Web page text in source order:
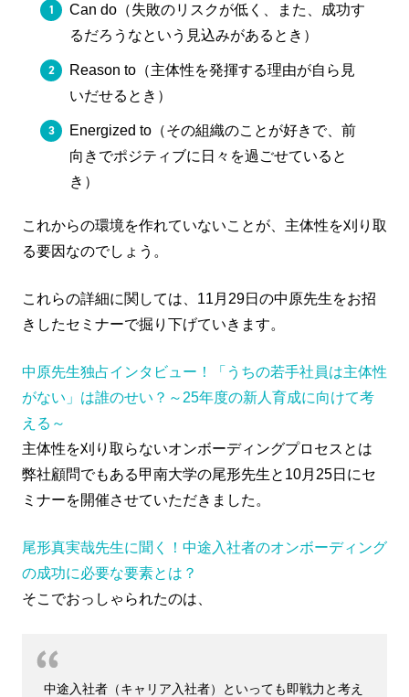
Can do（失敗のリスクが低く、また、成功す
るだろうなという見込みがあるとき）
Reason to（主体性を発揮する理由が自ら見
いだせるとき）
Energized to（その組織のことが好きで、前
向きでポジティブに日々を過ごせていると
き）
これからの環境を作れていないことが、主体性を刈り取
る要因なのでしょう。
これらの詳細に関しては、11月29日の中原先生をお招
きしたセミナーで掘り下げていきます。
中原先生独占インタビュー！「うちの若手社員は主体性
がない」は誰のせい？～25年度の新人育成に向けて考
える～
主体性を刈り取らないオンボーディングプロセスとは
弊社顧問でもある甲南大学の尾形先生と10月25日にセ
ミナーを開催させていただきました。
尾形真実哉先生に聞く！中途入社者のオンボーディング
の成功に必要な要素とは？
そこでおっしゃられたのは、
中途入社者（キャリア入社者）といっても即戦力と考え